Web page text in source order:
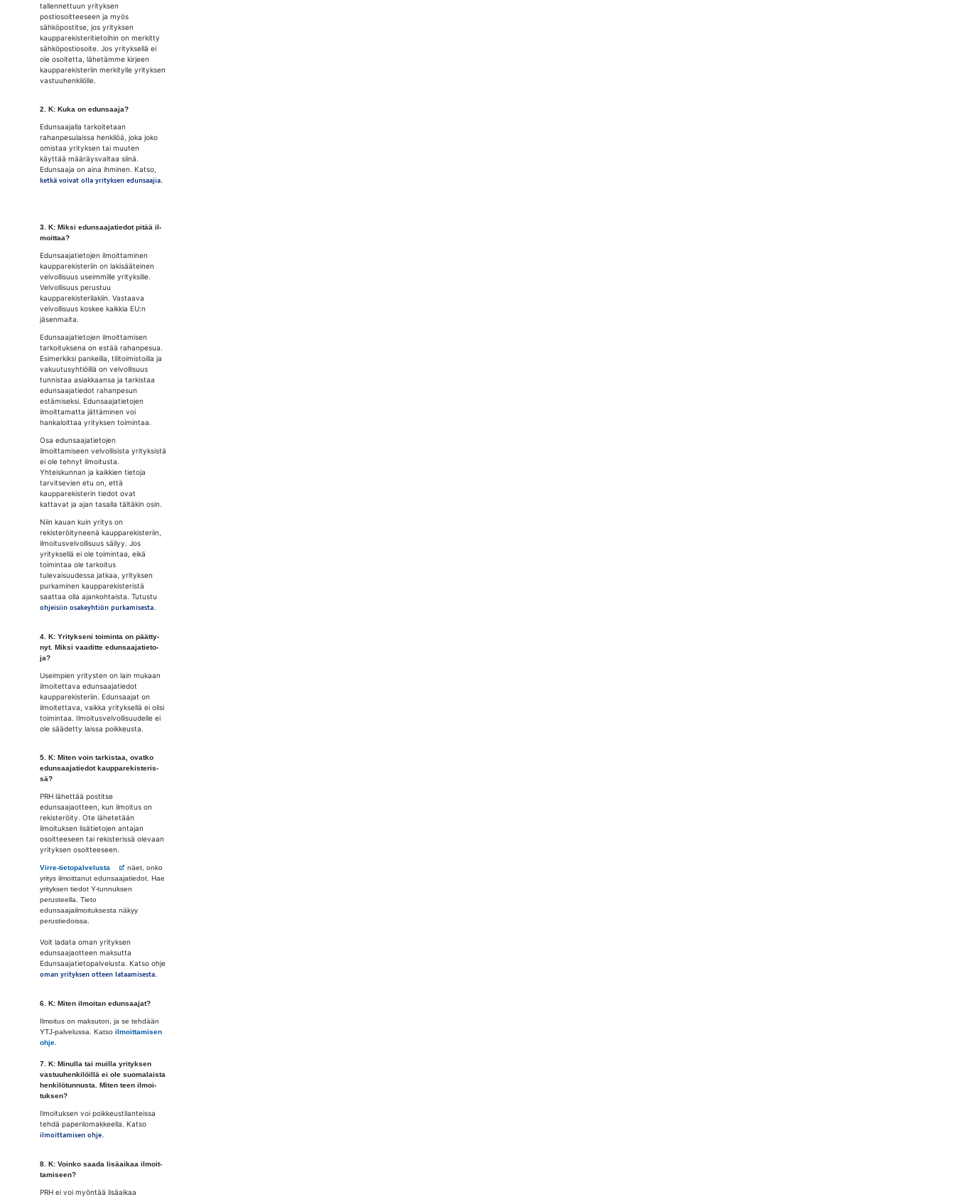
tallennettuun yrityksen
postiosoitteeseen ja myös
sähköpostitse, jos yrityksen
kaupparekisteritietoihin on merkitty
sähköpostiosoite. Jos yrityksellä ei
ole osoitetta, lähetämme kirjeen
kaupparekisteriin merkitylle yrityksen
vastuuhenkilölle.
2. K: Kuka on edun­saa­ja?
Edunsaajalla tarkoitetaan
rahanpesulaissa henkilöä, joka joko
omistaa yrityksen tai muuten
käyttää määräysvaltaa siinä.
Edunsaaja on aina ihminen. Katso,
ketkä voivat olla yrityksen edunsaajia.
3. K: Mik­si edun­saa­ja­tie­dot pi­tää il­
moit­taa?
Edunsaajatietojen ilmoittaminen
kaupparekisteriin on lakisääteinen
velvollisuus useimmille yrityksille.
Velvollisuus perustuu
kaupparekisterilakiin. Vastaava
velvollisuus koskee kaikkia EU:n
jäsenmaita.
Edunsaajatietojen ilmoittamisen
tarkoituksena on estää rahanpesua.
Esimerkiksi pankeilla, tilitoimistoilla ja
vakuutusyhtiöillä on velvollisuus
tunnistaa asiakkaansa ja tarkistaa
edunsaajatiedot rahanpesun
estämiseksi. Edunsaajatietojen
ilmoittamatta jättäminen voi
hankaloittaa yrityksen toimintaa.
Osa edunsaajatietojen
ilmoittamiseen velvollisista yrityksistä
ei ole tehnyt ilmoitusta.
Yhteiskunnan ja kaikkien tietoja
tarvitsevien etu on, että
kaupparekisterin tiedot ovat
kattavat ja ajan tasalla tältäkin osin.
Niin kauan kuin yritys on
rekisteröityneenä kaupparekisteriin,
ilmoitusvelvollisuus säilyy. Jos
yrityksellä ei ole toimintaa, eikä
toimintaa ole tarkoitus
tulevaisuudessa jatkaa, yrityksen
purkaminen kaupparekisteristä
saattaa olla ajankohtaista. Tutustu
ohjeisiin osakeyhtiön purkamisesta.
4. K: Yri­tyk­se­ni toi­min­ta on päät­ty­
nyt. Mik­si vaa­dit­te edun­saa­ja­tie­to­
ja?
Useimpien yritysten on lain mukaan
ilmoitettava edunsaajatiedot
kaupparekisteriin. Edunsaajat on
ilmoitettava, vaikka yrityksellä ei olisi
toimintaa. Ilmoitusvelvollisuudelle ei
ole säädetty laissa poikkeusta.
5. K: Mi­ten voin tar­kis­taa, ovat­ko
edun­saa­ja­tie­dot kaup­pa­re­kis­te­ris­
sä?
PRH lähettää postitse
edunsaajaotteen, kun ilmoitus on
rekisteröity. Ote lähetetään
ilmoituksen lisätietojen antajan
osoitteeseen tai rekisterissä olevaan
yrityksen osoitteeseen.
Virre-tietopalvelusta Avautuu uuteen välilehteen
näet, onko
yritys ilmoittanut edunsaajatiedot. Hae
yrityksen tiedot Y-tunnuksen
perusteella. Tieto
edunsaajailmoituksesta näkyy
perustiedoissa.
Voit ladata oman yrityksen
edunsaajaotteen maksutta
Edunsaajatietopalvelusta. Katso ohje
oman yrityksen otteen lataamisesta.
6. K: Mi­ten il­moi­tan edun­saa­jat?
Ilmoitus on maksuton, ja se tehdään
YTJ-palvelussa. Katso ilmoittamisen
ohje.
7. K: Mi­nul­la tai muil­la yri­tyk­sen
vas­tuu­hen­ki­löil­lä ei ole suo­ma­lais­ta
hen­ki­lö­tun­nus­ta. Mi­ten teen il­moi­
tuk­sen?
Ilmoituksen voi poikkeustilanteissa
tehdä paperilomakkeella. Katso
ilmoittamisen ohje.
8. K: Voin­ko saa­da li­sä­ai­kaa il­moit­
ta­mi­seen?
PRH ei voi myöntää lisäaikaa